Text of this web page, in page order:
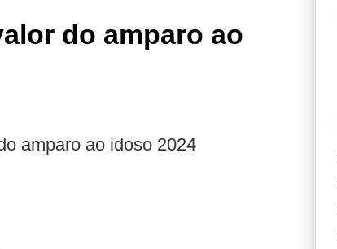
do amparo ao
amparo ao idoso 2024